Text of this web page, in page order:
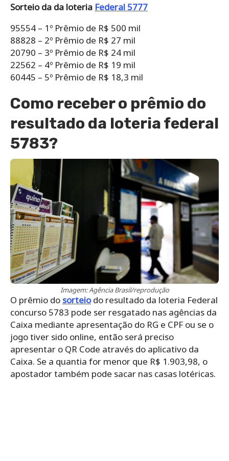
Sorteio da da loteria Federal 5777
95554 – 1º Prêmio de R$ 500 mil
88828 – 2º Prêmio de R$ 27 mil
20790 – 3º Prêmio de R$ 24 mil
22562 – 4º Prêmio de R$ 19 mil
60445 – 5º Prêmio de R$ 18,3 mil
Como receber o prêmio do
resultado da loteria federal
5783?
Imagem: Agência Brasil/reprodução
O prêmio do sorteiodo resultado da loteria Federal
concurso 5783 pode ser resgatado nas agências da
Caixa mediante apresentação do RG e CPF ou se o
jogo tiver sido online, então será preciso
apresentar o QR Code através do aplicativo da
Caixa. Se a quantia for menor que R$ 1.903,98, o
apostador também pode sacar nas casas lotéricas.